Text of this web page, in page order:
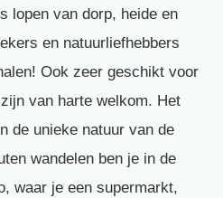
lopen van dorp, heide en
en natuurliefhebbers
Ook zeer geschikt voor
van harte welkom. Het
de unieke natuur van de
wandelen ben je in de
waar je een supermarkt,